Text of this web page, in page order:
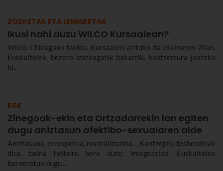
ZOZKETAK ETA LEHIAKETAK
Ikusi nahi duzu WILCO Kursaalean?
Wilco, Chicagoko taldea, Kursaalen arituko da ekainaren 20an.
Euskaltelek, bezero izateagatik bakarrik, kontzertura joateko
bi...
EGE
Zinegoak-ekin eta Ortzadarrekin lan egiten
dugu aniztasun afektibo-sexualaren alde
Aniztasuna, errespetua, normalizazioa… Kontzeptu desberdinak
dira, baina helburu bera dute: integrazioa. Euskaltelen
barneratua dugu...